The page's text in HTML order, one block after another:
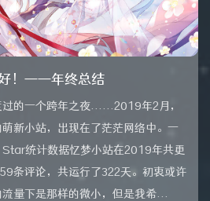
！——年终总结
的一个跨年之夜......2019年2月，
新小站，出现在了茫茫网络中。一
统计数据忆梦小站在2019年共更
条评论，共运行了322天。初衷或许
量下是那样的微小，但是我希...